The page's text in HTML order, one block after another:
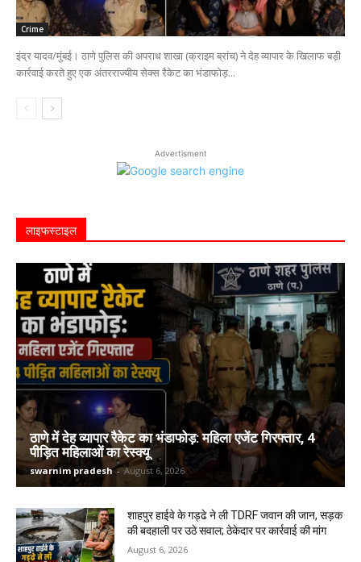
Crime
इंद्र यादव/मुंबई। ठाणे पुलिस की अपराध शाखा (क्राइम ब्रांच) ने देह व्यापार के खिलाफ बड़ी
कार्रवाई करते हुए एक अंतरराज्यीय सेक्स रैकेट का भंडाफोड़...
Advertisment
लाइफस्‍टाइल
ठाणे में देह व्यापार रैकेट का भंडाफोड़: महिला एजेंट गिरफ्तार, 4
पीड़ित महिलाओं का रेस्क्यू
swarnim pradesh - August 6, 2026
शाहपुर हाईवे के गड्ढे ने ली TDRF जवान की जान, सड़क
की बदहाली पर उठे सवाल; ठेकेदार पर कार्रवाई की मांग
August 6, 2026